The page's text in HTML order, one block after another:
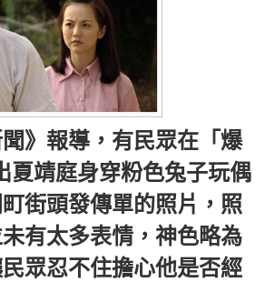
》報導，有民眾在「爆
夏靖庭身穿粉色兔子玩偶
街頭發傳單的照片，照
有太多表情，神色略為
眾忍不住擔心他是否經